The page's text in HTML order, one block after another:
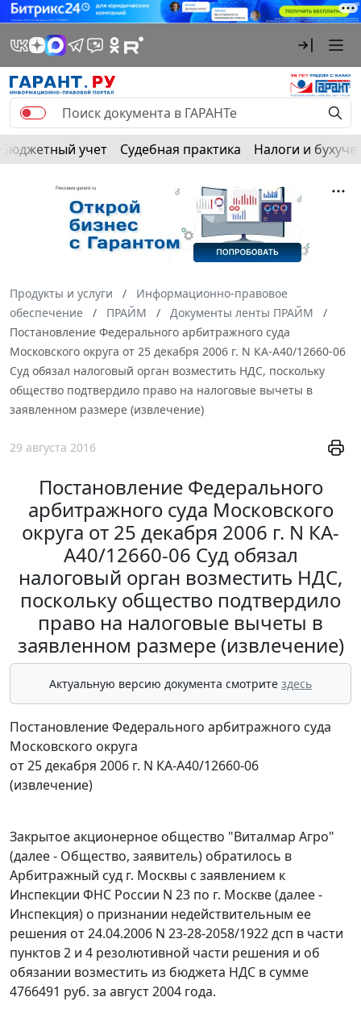
Бюджетный учет Судебная практика Налоги и
Продукты и услуги
Информационно-правовое
обеспечение
ПРАЙМ
Документы ленты ПРАЙМ
Постановление Федерального арбитражного суда
Московского округа от 25 декабря 2006 г. N КА-А40/12660-06
Суд обязал налоговый орган возместить НДС, поскольку
общество подтвердило право на налоговые вычеты в
заявленном размере (извлечение)
29 августа 2016
Постановление Федерального
арбитражного суда Московского
округа от 25 декабря 2006 г. N КА-
А40/12660-06 Суд обязал
налоговый орган возместить НДС,
поскольку общество подтвердило
право на налоговые вычеты в
заявленном размере (извлечение)
Актуальную версию документа смотрите здесь
Постановление Федерального арбитражного суда
Московского округа
от 25 декабря 2006 г. N КА-А40/12660-06
(извлечение)
Закрытое акционерное общество "Виталмар Агро"
(далее - Общество, заявитель) обратилось в
Арбитражный суд г. Москвы с заявлением к
Инспекции ФНС России N 23 по г. Москве (далее -
Инспекция) о признании недействительным ее
решения от 24.04.2006 N 23-28-2058/1922 дсп в части
пунктов 2 и 4 резолютивной части решения и об
обязании возместить из бюджета НДС в сумме
4766491 руб. за август 2004 года.